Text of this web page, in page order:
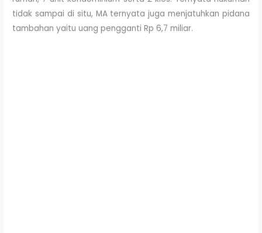
tidak sampai di situ, MA ternyata juga menjatuhkan pidana
tambahan yaitu uang pengganti Rp 6,7 miliar.